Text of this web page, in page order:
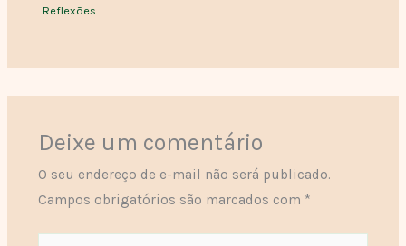
Reflexões
Deixe um comentário
O seu endereço de e-mail não será publicado.
Campos obrigatórios são marcados com *